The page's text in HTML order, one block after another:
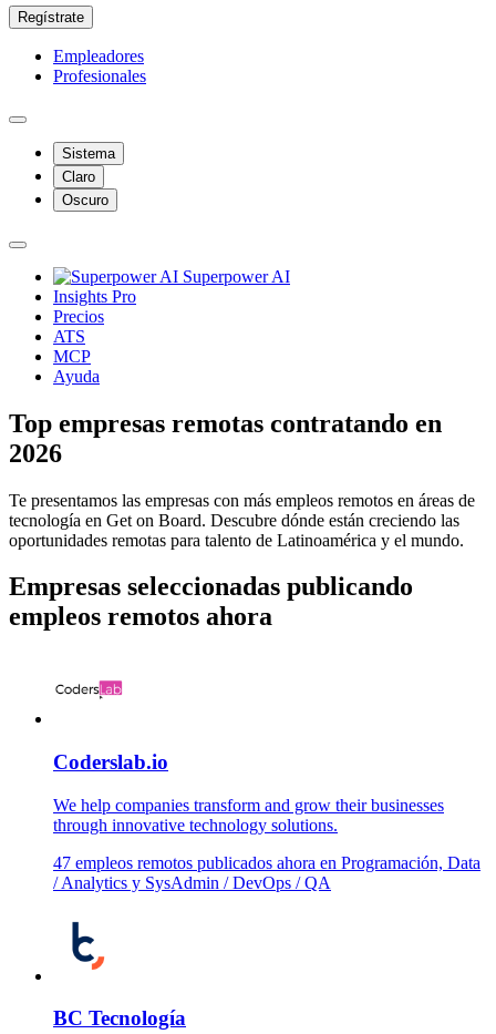
Regístrate
Empleadores
Profesionales
Sistema
Claro
Oscuro
Superpower AI
Insights Pro
Precios
ATS
MCP
Ayuda
Top empresas remotas contratando en
2026
Te presentamos las empresas con más empleos remotos en áreas de
tecnología en Get on Board. Descubre dónde están creciendo las
oportunidades remotas para talento de Latinoamérica y el mundo.
Empresas seleccionadas publicando
empleos remotos ahora
Coderslab.io
We help companies transform and grow their businesses
through innovative technology solutions.
47 empleos remotos publicados ahora en Programación, Data
/ Analytics y SysAdmin / DevOps / QA
BC Tecnología